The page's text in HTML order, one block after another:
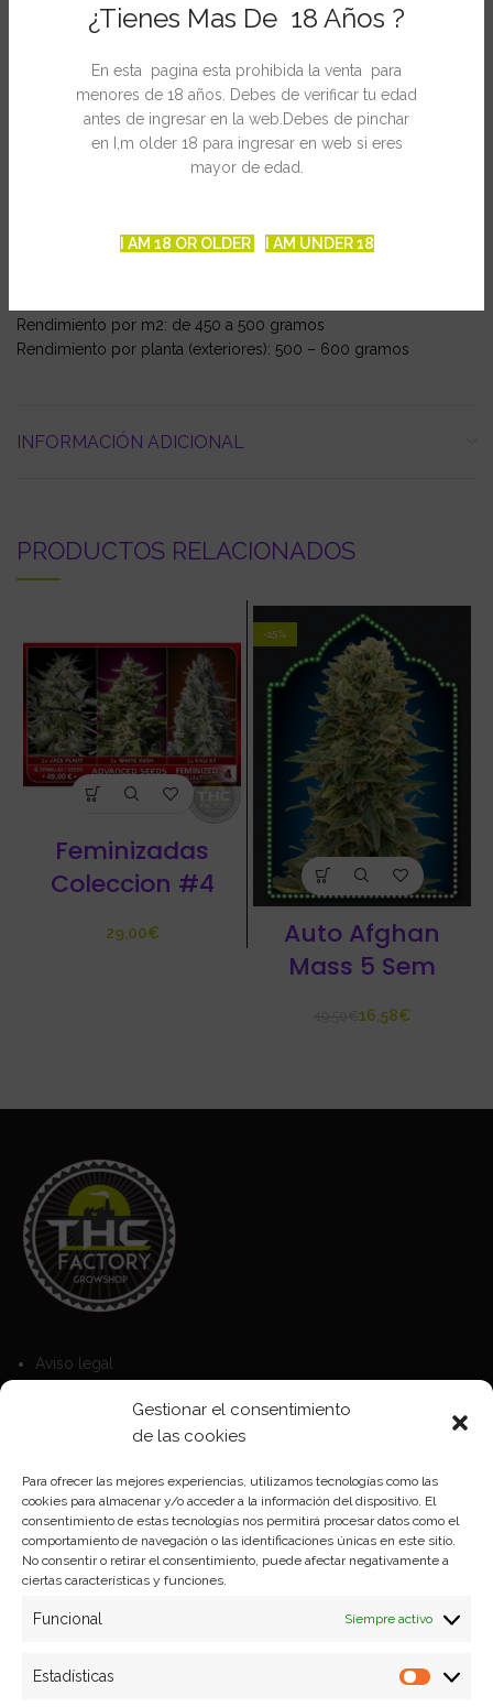
¿Tienes Mas De 18 Años ?
En esta pagina esta prohibida la venta para
menores de 18 años. Debes de verificar tu edad
antes de ingresar en la web.Debes de pinchar
en I,m older 18 para ingresar en web si eres
mayor de edad.
I AM 18 OR OLDER I AM UNDER 18
Gestionar el consentimiento
de las cookies
Para ofrecer las mejores experiencias, utilizamos tecnologías como las
cookies para almacenar y/o acceder a la información del dispositivo. El
consentimiento de estas tecnologías nos permitirá procesar datos como el
comportamiento de navegación o las identificaciones únicas en este sitio.
No consentir o retirar el consentimiento, puede afectar negativamente a
ciertas características y funciones.
Funcional Siempre activo
Estadísticas
Ficha Técnica
Características: como sugiere su nombre, esta planta está
fragancia afrutadas es una delicia incluso para el fumador más
experimentado. Le transportará directamente al espacio. Su roce
es típicamente trascendental y es de todos conocido que le
una profundidad universal.
Rendimiento por m2: de 450 a 500 gramos
Rendimiento por planta (exteriores): 500 – 600 gramos
INFORMACIÓN ADICIONAL
PRODUCTOS RELACIONADOS
Feminizadas
Coleccion #4
€
-15%
Auto Afghan
Mass 5 Sem
16,58€
Aviso legal
Política de privacidad
Formas de pago
Plazos y condiciones de envio
Politica de devoluciones